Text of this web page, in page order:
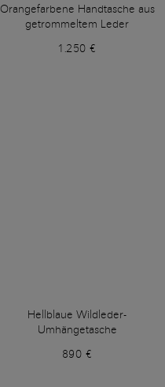
Orangefarbene Handtasche aus
getrommeltem Leder
1.250 €
Hellblaue Wildleder-
Umhängetasche
890 €